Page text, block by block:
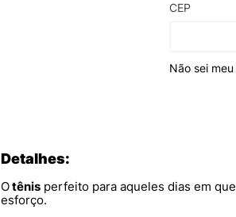
CEP
Não sei meu
Detalhes:
Otênis perfeito para aqueles dias em
esforço.